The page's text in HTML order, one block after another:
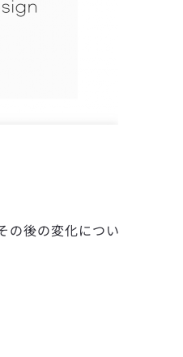
の後の変化につい